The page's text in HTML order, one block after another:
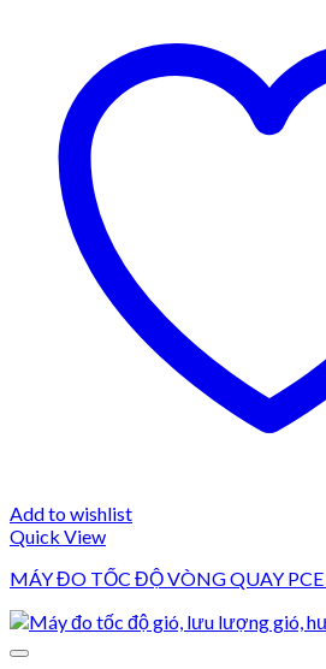
Add to wishlist
Quick View
MÁY ĐO TỐC ĐỘ VÒNG QUAY